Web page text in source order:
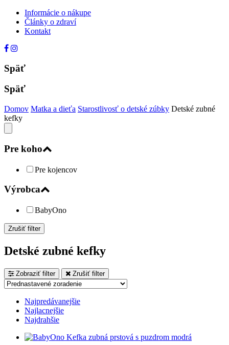
Informácie o nákupe
Články o zdraví
Kontakt
Späť
Späť
Domov Matka a dieťa Starostlivosť o detské zúbky Detské zubné
kefky
Pre koho
Pre kojencov
Výrobca
BabyOno
Zrušiť filter
Detské zubné kefky
Zobraziť filter Zrušiť filter
Najpredávanejšie
Najlacnejšie
Najdrahšie